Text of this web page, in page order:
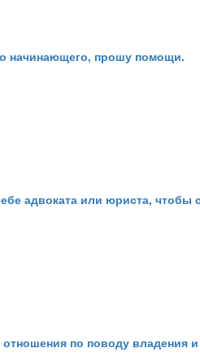
начинающего, прошу помощи.
адвоката или юриста, чтобы
по поводу владения и